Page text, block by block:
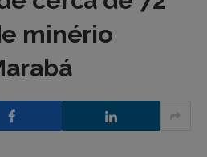
minério